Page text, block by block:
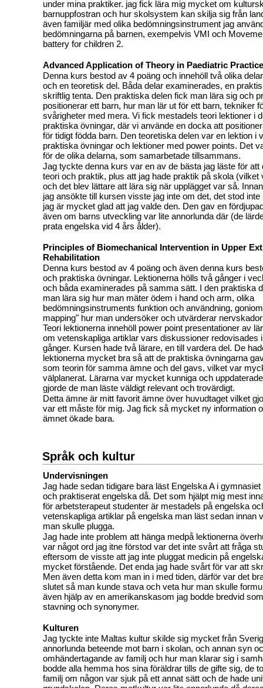
under mina praktiker. jag fick lära mig mycket om
barnuppfostran och hur skolsystem kan skilja sig från
även familjär med olika bedömningsinstrument jag
bedömningarna på barnen, exempelvis VMI och
battery for children 2.
Advanced Application of Theory in Paediatric Practice
Denna kurs bestod av 4 poäng och innehöll två olika
och en teoretisk del. Båda delar examinerades, en
skriftlig tenta. Den praktiska delen fick man lära sig och
positionerar ett barn, hur man lär ut för ett barn, tekniker
svårigheter med mera. Vi fick mestadels teori lektioner i
praktiska övningar, där vi använde en docka att
för tidigt födda barn. Den teoretiska delen var en lektion i
praktiska övningar och lektioner med power points. Det
för de olika delarna, som samarbetade tillsammans.
Jag tyckte denna kurs var en av de bästa jag läste för att
teori och praktik, plus att jag hade praktik på skola (vilket
och det blev lättare att lära sig när upplägget var så.
jag ansökte till kursen visste jag inte om det, det stod
jag är mycket glad att jag valde den. Den gav en
även om barns utveckling var lite annorlunda där (de
prata engelska vid 4 års ålder).
Principles of Biomechanical Intervention in Upper
Rehabilitation
Denna kurs bestod av 4 poäng och även denna kurs
och praktiska övningar. Lektionerna hölls två gånger i
och båda examinerades på samma sätt. I den praktiska
man lära sig hur man mäter ödem i hand och arm, olika
bedömningsinstruments funktion och användning,
mapping" hur man undersöker och utvärderar
Teori lektionerna innehöll power point presentationer av
om vetenskapliga artiklar vars diskussioner redovisades
gånger. Kursen hade två lärare, en till vardera del. De
lektionerna mycket bra så att de praktiska övningarna
som teorin för samma ämne och del gavs, vilket var
välplanerat. Lärarna var mycket kunniga och
gjorde de man läste väldigt relevant och trovärdigt.
Detta ämne är mitt favorit ämne över huvudtaget vilket
var ett måste för mig. Jag fick så mycket ny information
ämnet ökade bara.
Språk och kultur
Undervisningen
Jag hade sedan tidigare bara läst Engelska A i
och praktiserat engelska då. Det som hjälpt mig mest
för arbetsterapeut studenter är mestadels på engelska
vetenskapliga artiklar på engelska man läst sedan innan
man skulle plugga.
Jag hade inte problem att hänga medpå lektionerna
var något ord jag itne förstod var det inte svårt att fråga
eftersom de visste att jag inte pluggat medicin på
mycket förstående. Det enda jag hade svårt för var att
Men även detta kom man in i med tiden, därför var det
slutet så man kunde stava och veta hur man skulle
även hjälp av en amerikanskasom jag bodde bredvid
stavning och synonymer.
Kulturen
Jag tyckte inte Maltas kultur skilde sig mycket från
annorlunda beteende mot barn i skolan, och annan syn
omhändertagande av familj och hur man klarar sig i
bodde alla hemma hos sina föräldrar tills de gifte sig, de
familj om någon var sjuk på ett annat sätt och de hade